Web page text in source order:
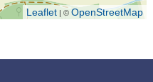
Leaflet | ©OpenStreetMap